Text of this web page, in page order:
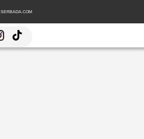
SERBADA.COM